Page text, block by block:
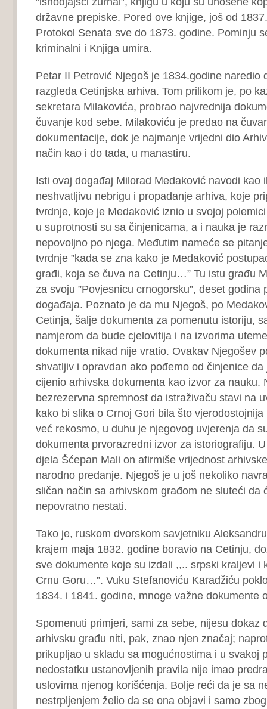
državne prepiske. Pored ove knjige, još od
Protokol Senata sve do 1873. godine. Pominju
kriminalni i Knjiga umira.
Petar II Petrović Njegoš je 1834.godine naredio
razgleda Cetinjska arhiva. Tom prilikom je, po
sekretara Milakovića, probrao najvrednija
čuvanje kod sebe. Milakoviću je predao na
dokumentacije, dok je najmanje vrijedni dio
način kao i do tada, u manastiru.
Isti ovaj događaj Milorad Medaković navodi kao
neshvatljivu nebrigu i propadanje arhiva, koje
tvrdnje, koje je Medaković iznio u svojoj
u suprotnosti su sa činjenicama, a i nauka je
nepovoljno po njega. Međutim nameće se
tvrdnje ”kada se zna kako je Medaković
građi, koja se čuva na Cetinju…” Tu istu građu
za svoju ”Povjesnicu crnogorsku”, deset godina
događaja. Poznato je da mu Njegoš, po
Cetinja, šalje dokumenta za pomenutu istoriju,
namjerom da bude cjelovitija i na izvorima
dokumenta nikad nije vratio. Ovakav Njegošev
shvatljiv i opravdan ako pođemo od činjenice
cijenio arhivska dokumenta kao izvor za nauku.
bezrezervna spremnost da istraživaču stavi na
kako bi slika o Crnoj Gori bila što
već rekosmo, u duhu je njegovog uvjerenja da
dokumenta prvorazredni izvor za istoriografiju.
djela Šćepan Mali on afirmiše vrijednost
narodno predanje. Njegoš je u još nekoliko
sličan način sa arhivskom građom ne sluteći da
nepovratno nestati.
Tako je, ruskom dvorskom savjetniku
krajem maja 1832. godine boravio na Cetinju,
sve dokumente koje su izdali ,,.. srpski kraljevi i
Crnu Goru…”. Vuku Stefanoviću Karadžiću
1834. i 1841. godine, mnoge važne dokumente
Spomenuti primjeri, sami za sebe, nijesu dokaz
arhivsku građu niti, pak, znao njen značaj;
prikupljao u skladu sa mogućnostima i u svakoj
nedostatku ustanovljenih pravila nije imao
uslovima njenog korišćenja. Bolje reći da je sa
nestrpljenjem želio da se ona objavi i samo